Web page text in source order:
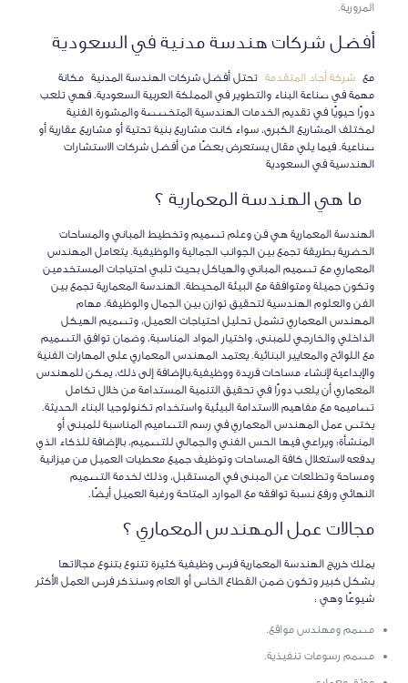
المرورية.
أفضل شركات هندسة مدنية في السعودية
مع شركة أجاد المتقدمةتحتل أفضل شركات الهندسة المدنية مكانة
مهمة في صناعة البناء والتطوير في المملكة العربية السعودية. فهي تلعب
دورًا حيويًا في تقديم الخدمات الهندسية المتخصصة والمشورة الفنية
لمختلف المشاريع الكبرى، سواء كانت مشاريع بنية تحتية أو مشاريع عقارية أو
صناعية. فيما يلي مقال يستعرض بعضًا من أفضل شركات الاستشارات
الهندسية في السعودية
ما هي الهندسة المعمارية ؟
الهندسة المعمارية هي فن وعلم تصميم وتخطيط المباني والمساحات
الحضرية بطريقة تجمع بين الجوانب الجمالية والوظيفية. يتعامل المهندس
المعماري مع تصميم المباني والهياكل بحيث تلبي احتياجات المستخدمين
وتكون جميلة ومتوافقة مع البيئة المحيطة. الهندسة المعمارية تجمع بين
الفن والعلوم الهندسية لتحقيق توازن بين الجمال والوظيفة. مهام
المهندس المعماري تشمل تحليل احتياجات العميل، وتصميم الهيكل
الداخلي والخارجي للمبنى، واختيار المواد المناسبة، وضمان توافق التصميم
مع اللوائح والمعايير البنائية. يعتمد المهندس المعماري على المهارات الفنية
والإبداعية لإنشاء مساحات فريدة ووظيفية.بالإضافة إلى ذلك، يمكن للمهندس
المعماري أن يلعب دورًا في تحقيق التنمية المستدامة من خلال تكامل
تصاميمه مع مفاهيم الاستدامة البيئية واستخدام تكنولوجيا البناء الحديثة.
يختص عمل المهندس المعماري في رسم التصاميم المناسبة للمبنى أو
المنشأة؛ ويراعي فيها الحس الفني والجمالي للتصميم، بالإضافة للذكاء الذي
يدفعه لاستغلال كافة المساحات وتوظيف جميع معطيات العميل من ميزانية
ومساحة وتطلعات عن المبنى في المستقبل، وذلك لخدمة التصميم
النهائي ورفع نسبة توافقه مع الموارد المتاحة ورغبة العميل أيضًا.
مجالات عمل المهندس المعماري ؟
يملك خريج الهندسة المعمارية فرص وظيفية كثيرة تتنوع بتنوع مجالاتها
بشكل كبير وتكون ضمن القطاع الخاص أو العام وسنذكر فرص العمل الأكثر
شيوعًا وهي :
مصمم ومهندس مواقع.
مصمم رسومات تنفيذية.